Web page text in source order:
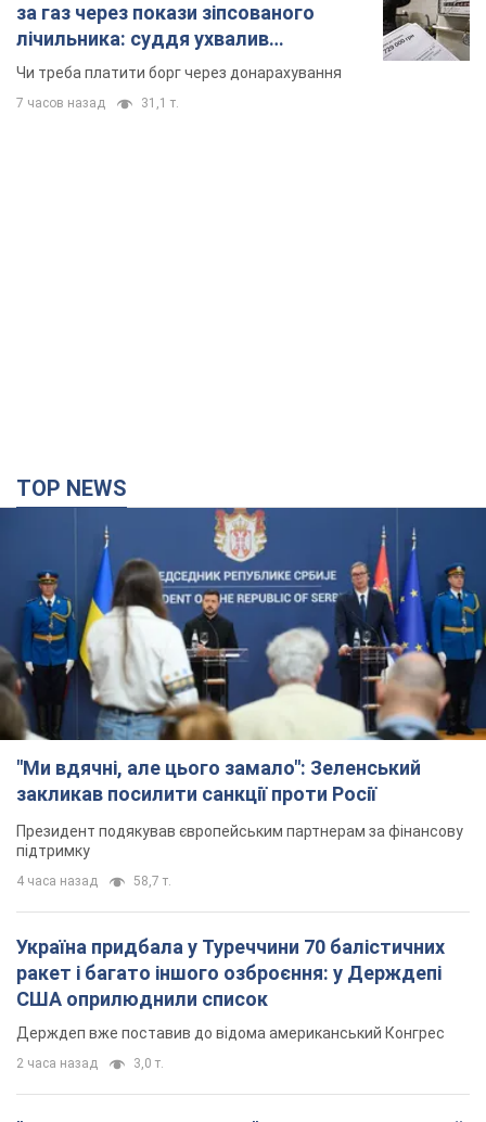
за газ через покази зіпсованого
лічильника: суддя ухвалив
неочікуване рішення
Чи треба платити борг через донарахування
7 часов назад 31,1 т.
TOP NEWS
"Ми вдячні, але цього замало": Зеленський
закликав посилити санкції проти Росії
Президент подякував європейським партнерам за фінансову
підтримку
4 часа назад 58,7 т.
Україна придбала у Туреччини 70 балістичних
ракет і багато іншого озброєння: у Держдепі
США оприлюднили список
Держдеп вже поставив до відома американський Конгрес
2 часа назад 3,0 т.